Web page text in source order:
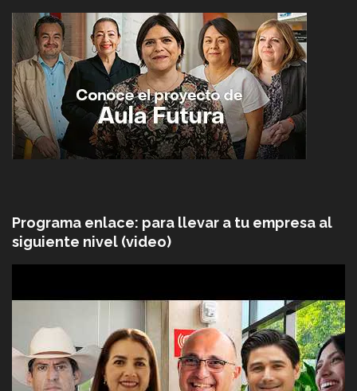
Programa enlace: para llevar a tu empresa al
siguiente nivel (video)